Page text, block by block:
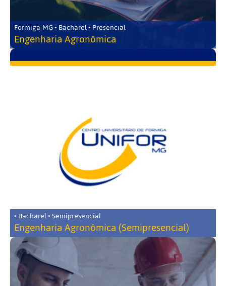
Formiga-MG • Bacharel • Presencial
Engenharia Agronômica
• Bacharel • Semipresencial
Engenharia Agronômica (Semipresencial)